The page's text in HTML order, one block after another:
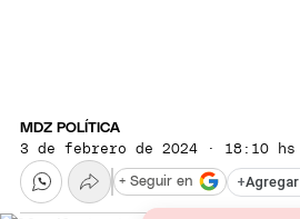
MDZ POLÍTICA
3 de febrero de 2024 · 18:10 hs
+
+ Seguir en